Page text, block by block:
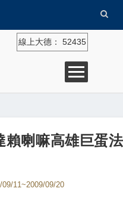
線上大德： 52435
喇嘛高雄巨蛋法
09/11~2009/09/20